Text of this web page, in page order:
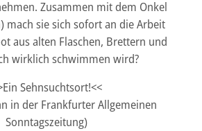
Zusammen mit dem Onkel
mach sie sich sofort an die Arbeit
aus alten Flaschen, Brettern und
wirklich schwimmen wird?
Sehnsuchtsort!<<
in der Frankfurter Allgemeinen
Sonntagszeitung)